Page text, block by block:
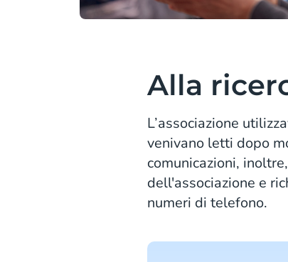
Alla
L’associazione
venivano letti dopo
comunicazioni,
dell'associazione e
numeri di telefono.